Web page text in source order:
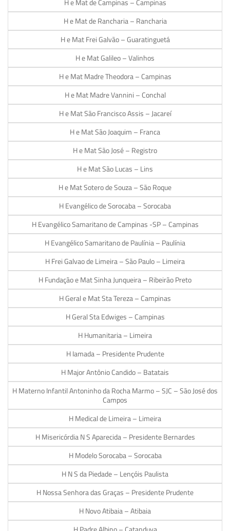
H e Mat de Campinas – Campinas
H e Mat de Rancharia – Rancharia
H e Mat Frei Galvão – Guaratinguetá
H e Mat Galileo – Valinhos
H e Mat Madre Theodora – Campinas
H e Mat Madre Vannini – Conchal
H e Mat São Francisco Assis – Jacareí
H e Mat São Joaquim – Franca
H e Mat São José – Registro
H e Mat São Lucas – Lins
H e Mat Sotero de Souza – São Roque
H Evangélico de Sorocaba – Sorocaba
H Evangélico Samaritano de Campinas -SP – Campinas
H Evangélico Samaritano de Paulínia – Paulínia
H Frei Galvao de Limeira – São Paulo – Limeira
H Fundação e Mat Sinha Junqueira – Ribeirão Preto
H Geral e Mat Sta Tereza – Campinas
H Geral Sta Edwiges – Campinas
H Humanitaria – Limeira
H Iamada – Presidente Prudente
H Major Antônio Candido – Batatais
H Materno Infantil Antoninho da Rocha Marmo – SJC – São José dos
Campos
H Medical de Limeira – Limeira
H Misericórdia N S Aparecida – Presidente Bernardes
H Modelo Sorocaba – Sorocaba
H N S da Piedade – Lençóis Paulista
H Nossa Senhora das Graças – Presidente Prudente
H Novo Atibaia – Atibaia